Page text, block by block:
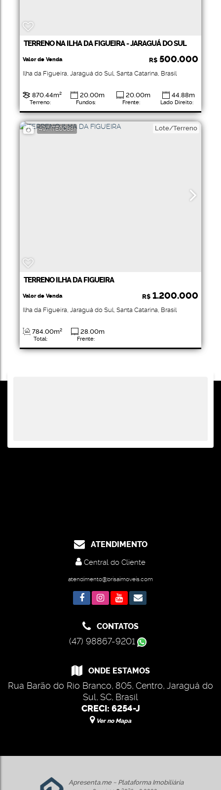
TERRENO NA ILHA DA FIGUEIRA - JARAGUÁ DO SUL
R$ 500.000
Valor de Venda
Ilha da Figueira, Jaraguá do Sul, Santa Catarina, Brasil
Terreno:
870 .44m²
Fundos:
20 .00m
Frente:
20.00m
Lado Direito:
44 .88m
Lado
Esquerdo:
42.21m
497 (TE0063) Lote/Terreno
TERRENO ILHA DA FIGUEIRA
R$ 1.200.000
Valor de Venda
Ilha da Figueira, Jaraguá do Sul, Santa Catarina, Brasil
Total:
784 .00m²
Frente:
28.00m
ATENDIMENTO
Central do Cliente
atendimento@brisaimoveis.com
CONTATOS
(47) 98867-9201
ONDE ESTAMOS
Rua Barão do Rio Branco, 805, Centro, Jaraguá do
Sul, SC, Brasil
CRECI: 6254-J
Ver no Mapa
Apresenta.me ~ Plataforma Imobiliária